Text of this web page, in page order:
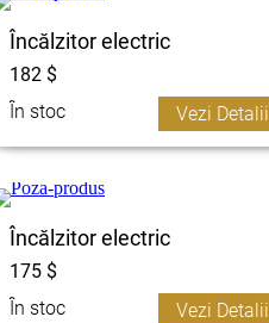
Încălzitor electric
182 $
În stoc
Vezi Detalii
Încălzitor electric
175 $
În stoc
Vezi Detalii